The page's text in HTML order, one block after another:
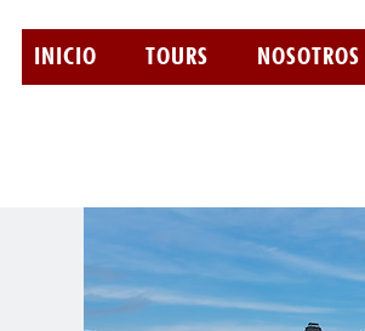
INICIO TOURS NOSOTROS